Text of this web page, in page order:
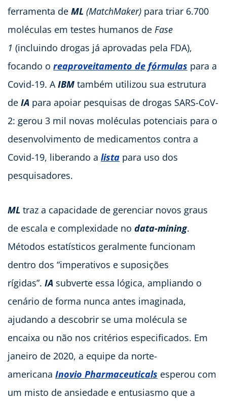
ferramenta de ML (MatchMaker) para triar 6.700
moléculas em testes humanos de Fase
1 (incluindo drogas já aprovadas pela FDA),
focando o reaproveitamento de fórmulas para a
Covid-19. AIBM também utilizou sua estrutura
de IA para apoiar pesquisas de drogas SARS-CoV-
2: gerou 3 mil novas moléculas potenciais para o
desenvolvimento de medicamentos contra a
Covid-19, liberando a lista para uso dos
pesquisadores.
ML traz a capacidade de gerenciar novos graus
de escala e complexidade no data-mining.
Métodos estatísticos geralmente funcionam
dentro dos “imperativos e suposições
rígidas”. IA subverte essa lógica, ampliando o
cenário de forma nunca antes imaginada,
ajudando a descobrir se uma molécula se
encaixa ou não nos critérios especificados. Em
janeiro de 2020, a equipe da norte-
americana Inovio Pharmaceuticals esperou com
um misto de ansiedade e entusiasmo que a